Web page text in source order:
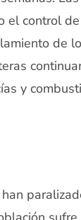
el control
de
y